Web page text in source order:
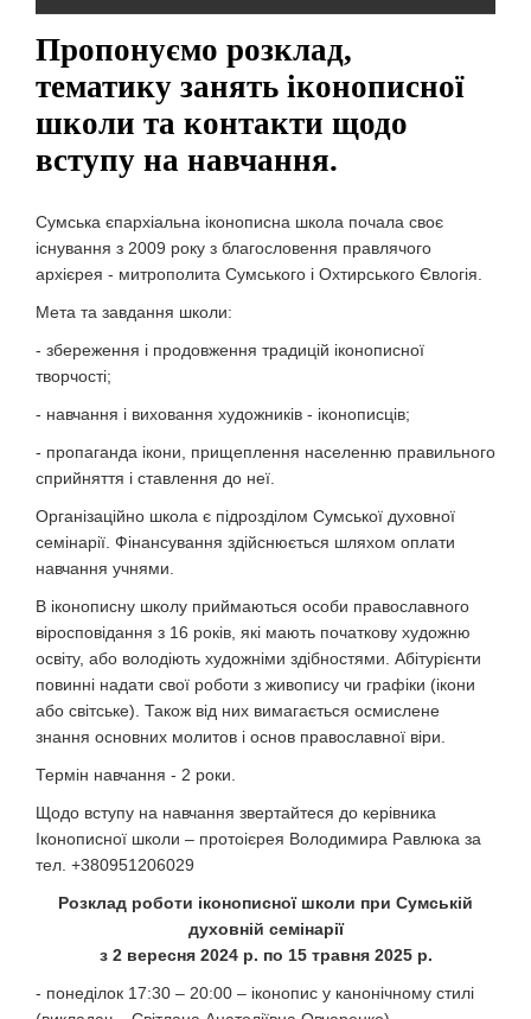
Пропонуємо розклад,
тематику занять іконописної
школи та контакти щодо
вступу на навчання.
Сумська єпархіальна іконописна школа почала своє
існування з 2009 року з благословення правлячого
архієрея - митрополита Сумського і Охтирського Євлогія.
Мета та завдання школи:
- збереження і продовження традицій іконописної
творчості;
- навчання і виховання художників - іконописців;
- пропаганда ікони, прищеплення населенню правильного
сприйняття і ставлення до неї.
Організаційно школа є підрозділом Сумської духовної
семінарії. Фінансування здійснюється шляхом оплати
навчання учнями.
В іконописну школу приймаються особи православного
віросповідання з 16 років, які мають початкову художню
освіту, або володіють художніми здібностями. Абітурієнти
повинні надати свої роботи з живопису чи графіки (ікони
або світське). Також від них вимагається осмислене
знання основних молитов і основ православної віри.
Термін навчання - 2 роки.
Щодо вступу на навчання звертайтеся до керівника
Іконописної школи – протоієрея Володимира Равлюка за
тел. +380951206029
Розклад роботи іконописної школи при Сумській
духовній семінарії
з 2 вересня 2024 р. по 15 травня 2025 р.
- понеділок 17:30 – 20:00 – іконопис у канонічному стилі